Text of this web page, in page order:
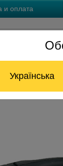
Українська
и оплата
Отдел